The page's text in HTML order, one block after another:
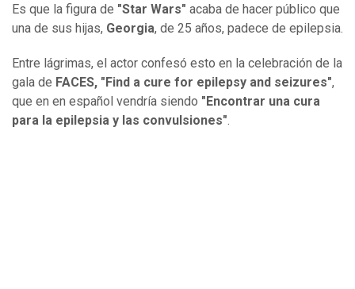
Es que la figura de "Star Wars" acaba de hacer público que
una de sus hijas, Georgia, de 25 años, padece de epilepsia.
Entre lágrimas, el actor confesó esto en la celebración de la
gala de FACES, "Find a cure for epilepsy and seizures",
que en en español vendría siendo "Encontrar una cura
para la epilepsia y las convulsiones".